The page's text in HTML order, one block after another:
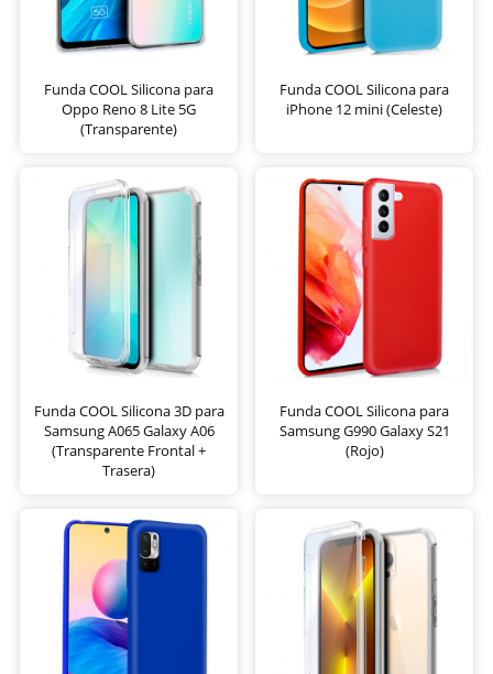
Funda COOL Silicona para
Oppo Reno 8 Lite 5G
(Transparente)
Funda COOL Silicona para
iPhone 12 mini (Celeste)
Funda COOL Silicona 3D para
Samsung A065 Galaxy A06
(Transparente Frontal +
Trasera)
Funda COOL Silicona para
Samsung G990 Galaxy S21
(Rojo)